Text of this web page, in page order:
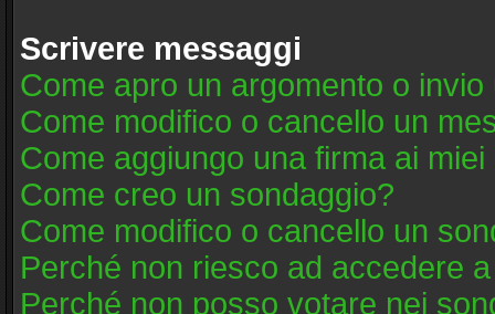
Scrivere messaggi
Come apro un argomento o
Come modifico o cancello un
Come aggiungo una firma ai
Come creo un sondaggio?
Come modifico o cancello un
Perché non riesco ad accedere
Perché non posso votare nei